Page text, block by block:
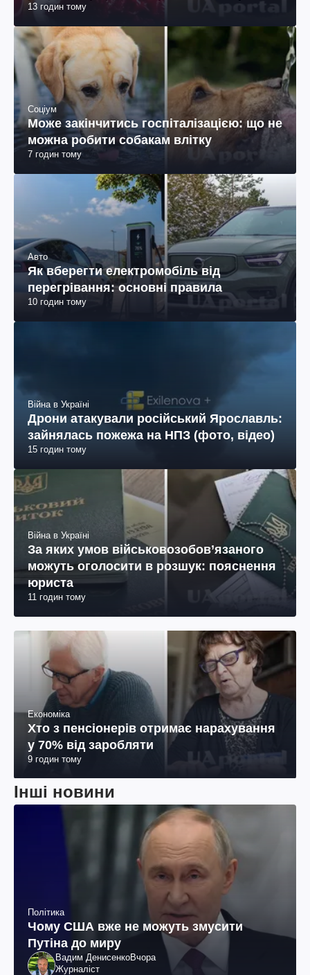
13 годин тому
Соціум
Може закінчитись госпіталізацією: що не
можна робити собакам влітку
7 годин тому
Авто
Як вберегти електромобіль від
перегрівання: основні правила
10 годин тому
Війна в Україні
Дрони атакували російський Ярославль:
зайнялась пожежа на НПЗ (фото, відео)
15 годин тому
Війна в Україні
За яких умов військовозобов’язаного
можуть оголосити в розшук: пояснення
юриста
11 годин тому
Економіка
Хто з пенсіонерів отримає нарахування
у 70% від заробляти
9 годин тому
Інші новини
Політика
Чому США вже не можуть змусити
Путіна до миру
Вадим ДенисенкоВчора
Журналіст